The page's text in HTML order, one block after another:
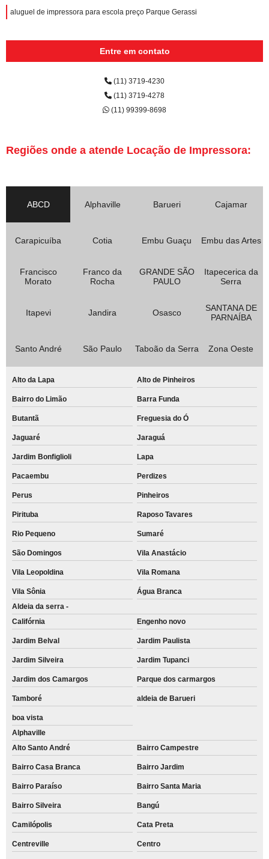
aluguel de impressora para escola preço Parque Gerassi
Entre em contato
(11) 3719-4230
(11) 3719-4278
(11) 99399-8698
Regiões onde a atende Locação de Impressora:
ABCD Alphaville Barueri Cajamar
Carapicuíba Cotia Embu Guaçu Embu das Artes
Francisco
Morato
Franco da
Rocha
GRANDE SÃO
PAULO
Itapecerica da
Serra
Itapevi Jandira Osasco
SANTANA DE
PARNAÍBA
Santo André São Paulo Taboão da Serra Zona Oeste
Alto da Lapa Alto de Pinheiros
Bairro do Limão Barra Funda
Butantã Freguesia do Ó
Jaguaré Jaraguá
Jardim Bonfiglioli Lapa
Pacaembu Perdizes
Perus Pinheiros
Pirituba Raposo Tavares
Rio Pequeno Sumaré
São Domingos Vila Anastácio
Vila Leopoldina Vila Romana
Vila Sônia
Água Branca
Aldeia da serra -
Califórnia
Engenho novo
Jardim Belval Jardim Paulista
Jardim Silveira Jardim Tupanci
Jardim dos Camargos Parque dos carmargos
Tamboré aldeia de Barueri
boa vista
Alphaville
Alto Santo André
Bairro Campestre
Bairro Casa Branca Bairro Jardim
Bairro Paraíso Bairro Santa Maria
Bairro Silveira Bangú
Camilópolis Cata Preta
Centreville Centro